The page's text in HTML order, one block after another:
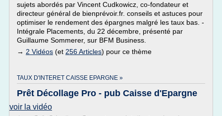
sujets abordés par Vincent Cudkowicz, co-fondateur et
directeur général de bienprévoir.fr. conseils et astuces pour
optimiser le rendement des épargnes malgré les taux bas. -
Intégrale Placements, du 22 décembre, présenté par
Guillaume Sommerer, sur BFM Business.
→ 2 Vidéos (et 256 Articles) pour ce thème
TAUX D'INTERET CAISSE EPARGNE »
Prêt Décollage Pro - pub Caisse d'Epargne
voir la vidéo